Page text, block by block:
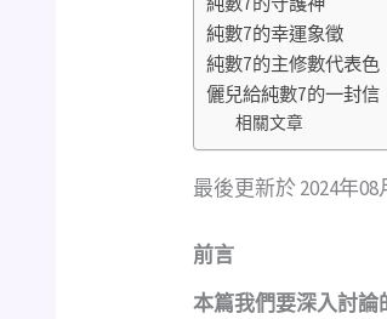
純數7的幸運象徵
純數7的主修數代表色
儷兒給純數7的一封信
相關文章
最後更新於 2024年08
前言
本篇我們要深入討論